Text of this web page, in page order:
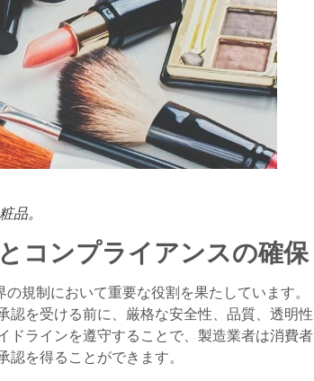
品。
コンプライアンスの確保
規制において重要な役割を果たしています。
認を受ける前に、厳格な安全性、品質、透明性
ドラインを遵守することで、製造業者は消費者
を得ることができます。